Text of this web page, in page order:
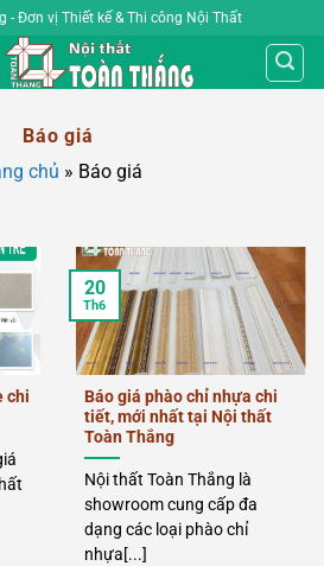
- Đơn vị Thiết kế & Thi công Nội Thất
Báo giá
chủ » Báo giá
chi
Báo giá phào chỉ nhựa chi
tiết, mới nhất tại Nội thất
Toàn Thắng
Nội thất Toàn Thắng là
showroom cung cấp đa
dạng các loại phào chỉ
nhựa[...]
20
Th6